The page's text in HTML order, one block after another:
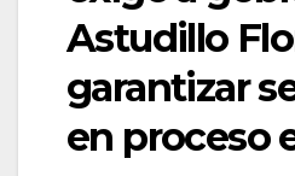
Astudillo
garantizar
en proceso